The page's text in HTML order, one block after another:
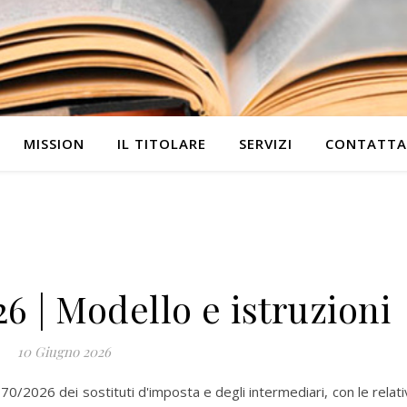
MISSION IL TITOLARE SERVIZI
| Modello e istruzioni
10 Giugno 2026
2026 dei sostituti d'imposta e degli intermediari, con le